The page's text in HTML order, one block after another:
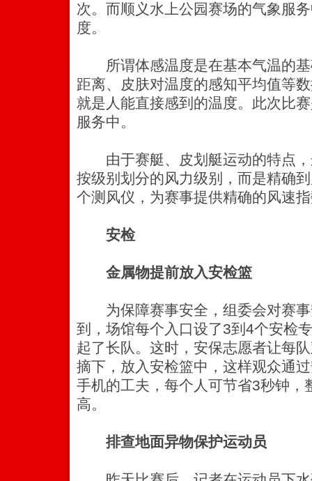
次。而顺义水上公园赛场的气象服
度。
所谓体感温度是在基本气温的基
距离、皮肤对温度的感知平均值等
就是人能直接感到的温度。此次比
服务中。
由于赛艇、皮划艇运动的特点，
按级别划分的风力级别，而是精确
个测风仪，为赛事提供精确的风速
安检
金属物提前放入安检篮
为保障赛事安全，组委会对赛事
到，场馆每个入口设了3到4个安检
起了长队。这时，安保志愿者让每
摘下，放入安检篮中，这样观众通
手机的工夫，每个人可节省3秒钟，
高。
排查地面异物保护运动员